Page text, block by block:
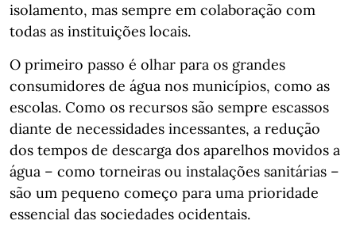
isolamento, mas sempre em colaboração com
todas as instituições locais.
O primeiro passo é olhar para os grandes
consumidores de água nos municípios, como as
escolas. Como os recursos são sempre escassos
diante de necessidades incessantes, a redução
dos tempos de descarga dos aparelhos movidos a
água – como torneiras ou instalações sanitárias –
são um pequeno começo para uma prioridade
essencial das sociedades ocidentais.